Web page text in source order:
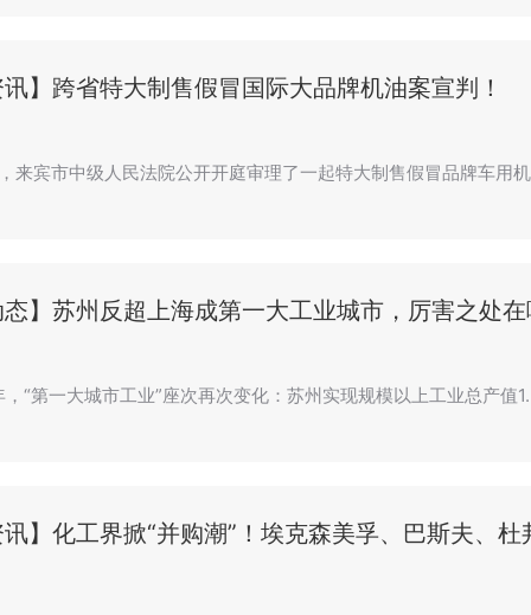
】跨省特大制售假冒国际大品牌机油案宣判！
来宾市中级人民法院公开开庭审理了一起特大制售假冒品牌车用
】苏州反超上海成第一大工业城市，厉害之处
“第一大城市工业”座次再次变化：苏州实现规模以上工业总产
】化工界掀“并购潮”！埃克森美孚、巴斯夫、